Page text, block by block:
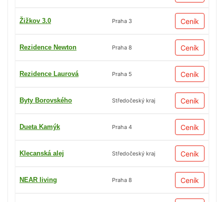
Žižkov 3.0 Praha 3 Ceník
Rezidence Newton Praha 8 Ceník
Rezidence Laurová Praha 5 Ceník
Byty Borovského Středočeský kraj Ceník
Dueta Kamýk Praha 4 Ceník
Klecanská alej Středočeský kraj Ceník
NEAR living Praha 8 Ceník